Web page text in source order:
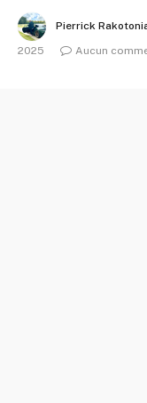
Pierrick
2025
Aucun